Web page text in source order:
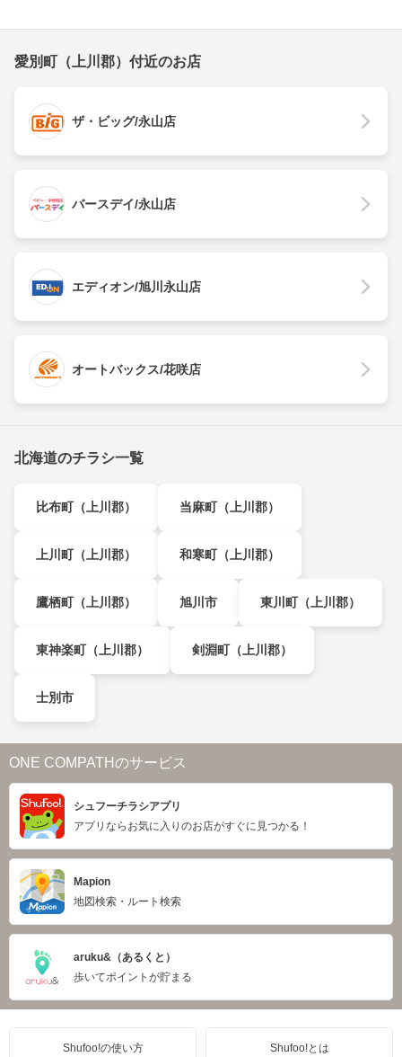
愛別町（上川郡）付近のお店
ザ・ビッグ/永山店
バースデイ/永山店
エディオン/旭川永山店
オートバックス/花咲店
北海道のチラシ一覧
比布町（上川郡） 当麻町（上川郡）
上川町（上川郡） 和寒町（上川郡）
鷹栖町（上川郡） 旭川市 東川町（上川郡）
東神楽町（上川郡） 剣淵町（上川郡）
士別市
ONE COMPATHのサービス
シュフーチラシアプリ
アプリならお気に入りのお店がすぐに見つかる！
Mapion
地図検索・ルート検索
aruku&（あるくと）
歩いてポイントが貯まる
Shufoo!の使い方 Shufoo!とは